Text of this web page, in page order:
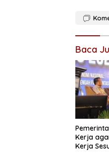
Baca
Kerja
Kerja